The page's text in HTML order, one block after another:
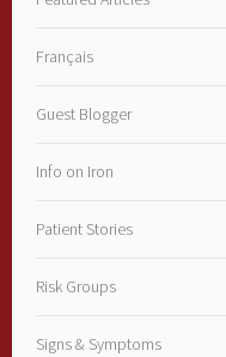
Français
Guest Blogger
Info on Iron
Patient Stories
Risk Groups
Signs & Symptoms